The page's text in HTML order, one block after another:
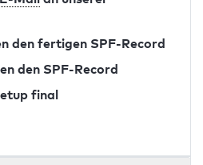
den fertigen SPF-Record
den SPF-Record
final